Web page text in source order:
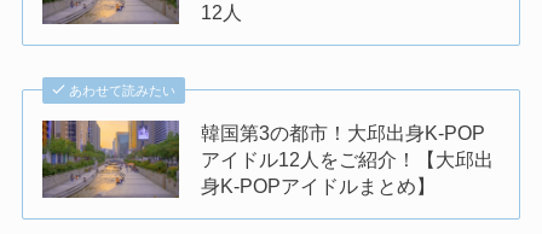
12人
あわせて読みたい
韓国第3の都市！大邱出身K-POP
アイドル12人をご紹介！【大邱出
身K-POPアイドルまとめ】